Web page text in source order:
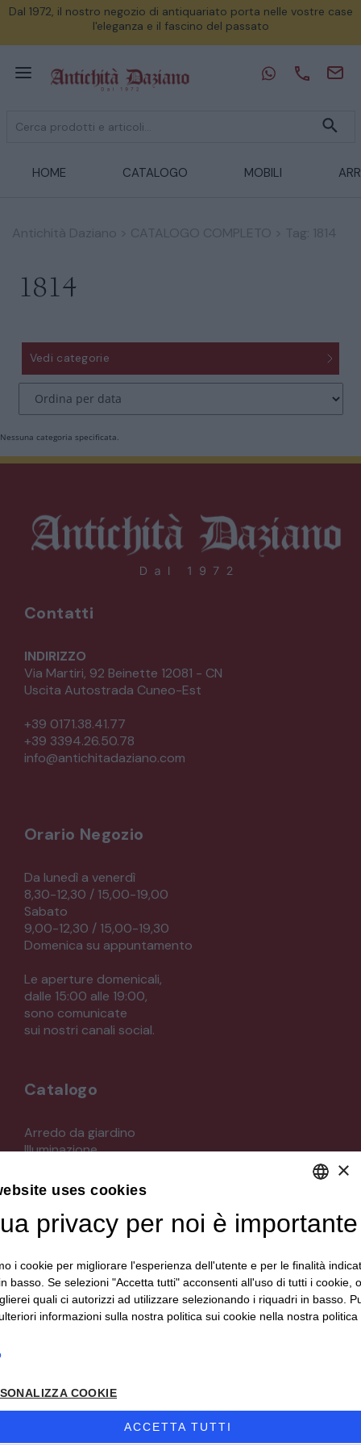
Dal 1972, il nostro negozio di antiquariato porta nelle vostre case
l'eleganza e il fascino del passato
HOME CATALOGO MOBILI
Antichità Daziano CATALOGO COMPLETO Tag: 1814
CATALOGO COMPLETO
ARMADI
COMÒ E COMODINI
SEDIE POLTRONE DIVANI
CREDENZE – DOPPI CORPI – BUFFET
ARREDO DA GIARDINO
DECORAZIONI OGGETTISTICA ILLUMINAZIONE
1814
Vedi categorie
Nessuna categoria specificata.
Contatti
INDIRIZZO
Via Martiri, 92 Beinette 12081 - CN
Uscita Autostrada Cuneo-Est
+39 0171.38.41.77
+39 3394.26.50.78
info@antichitadaziano.com
Orario Negozio
Da lunedì a venerdì
8,30-12,30 / 15,00-19,00
Sabato
9,00-12,30 / 15,00-19,30
Domenica su appuntamento
Le aperture domenicali,
dalle 15:00 alle 19:00,
sono comunicate
sui nostri canali social.
Catalogo
Arredo da giardino
Illuminazione
Mobili
Oggettistica
Orologeria
Quadri stampe
Strumenti musicali e accessori
Tappeti e tessuti
Veicoli d'epoca
DEFAULT LANGUAGE
ITALIAN
×
uses cookies
privacy per noi è importante
i cookie per migliorare l'esperienza dell'utente e per le finalità
basso. Se selezioni "Accetta tutti" acconsenti all'uso di tutti i cookie,
quali ci autorizzi ad utilizzare selezionando i riquadri in basso.
informazioni sulla nostra politica sui cookie nella nostra politica
COOKIE
ACCETTA TUTTI